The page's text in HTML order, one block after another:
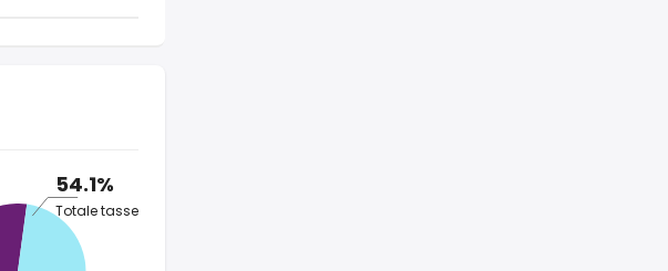
54.1%
Totale tasse